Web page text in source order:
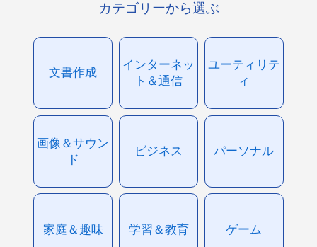
カテゴリーから選ぶ
文書作成
インターネッ
ト＆通信
ユーティリテ
ィ
画像＆サウン
ド
ビジネス パーソナル
家庭＆趣味 学習＆教育 ゲーム